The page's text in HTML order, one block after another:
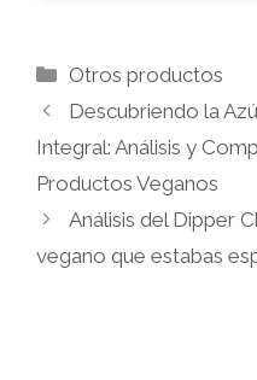
Categorías
Otros productos
Descubriendo la
Integral: Análisis y
Productos Veganos
Análisis del Dipper
vegano que estabas